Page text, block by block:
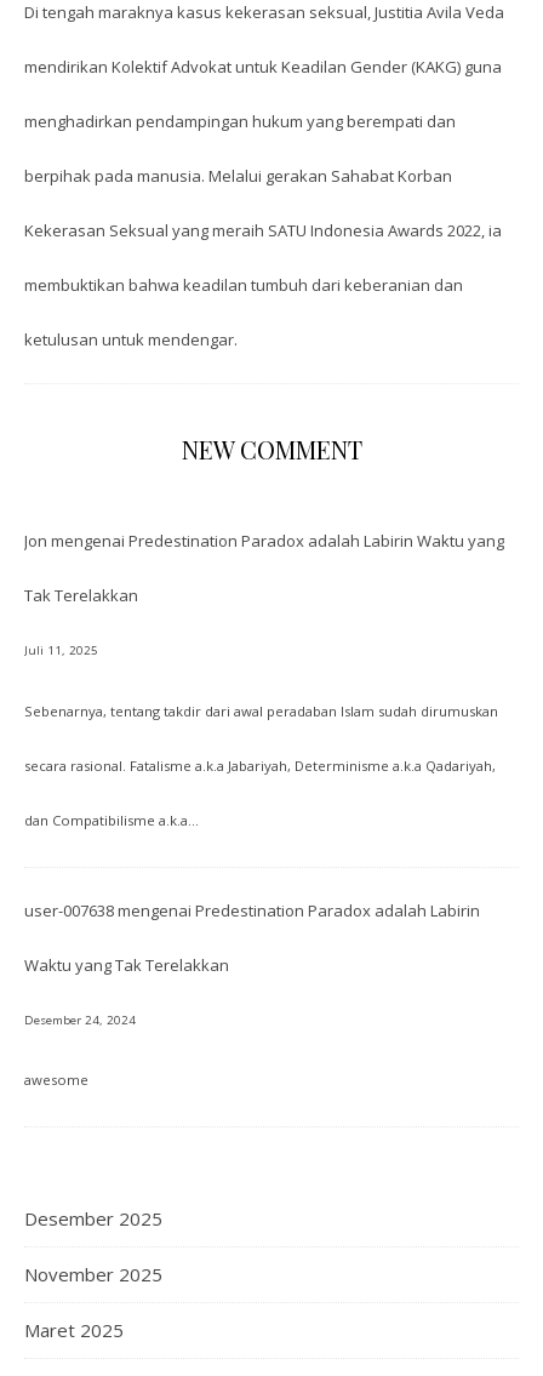
Di tengah maraknya kasus kekerasan seksual, Justitia Avila Veda
mendirikan Kolektif Advokat untuk Keadilan Gender (KAKG) guna
menghadirkan pendampingan hukum yang berempati dan
berpihak pada manusia. Melalui gerakan Sahabat Korban
Kekerasan Seksual yang meraih SATU Indonesia Awards 2022, ia
membuktikan bahwa keadilan tumbuh dari keberanian dan
ketulusan untuk mendengar.
NEW COMMENT
Jon mengenai Predestination Paradox adalah Labirin Waktu yang
Tak Terelakkan
Juli 11, 2025
Sebenarnya, tentang takdir dari awal peradaban Islam sudah dirumuskan
secara rasional. Fatalisme a.k.a Jabariyah, Determinisme a.k.a Qadariyah,
dan Compatibilisme a.k.a…
user-007638mengenai Predestination Paradox adalah Labirin
Waktu yang Tak Terelakkan
Desember 24, 2024
awesome
Desember 2025
November 2025
Maret 2025